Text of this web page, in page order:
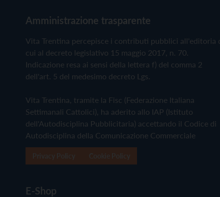
Amministrazione trasparente
Vita Trentina percepisce i contributi pubblici all'editoria
cui al decreto legislativo 15 maggio 2017, n. 70.
Indicazione resa ai sensi della lettera f) del comma 2
dell'art. 5 del medesimo decreto Lgs.
Vita Trentina, tramite la Fisc (Federazione Italiana
Settimanali Cattolici), ha aderito allo IAP (Istituto
dell'Autodisciplina Pubblicitaria) accettando il Codice di
Autodisciplina della Comunicazione Commerciale
E-Shop